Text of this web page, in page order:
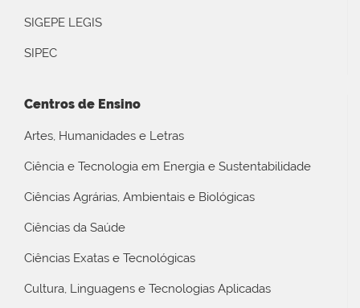
SIGEPE LEGIS
SIPEC
Centros de Ensino
Artes, Humanidades e Letras
Ciência e Tecnologia em Energia e Sustentabilidade
Ciências Agrárias, Ambientais e Biológicas
Ciências da Saúde
Ciências Exatas e Tecnológicas
Cultura, Linguagens e Tecnologias Aplicadas